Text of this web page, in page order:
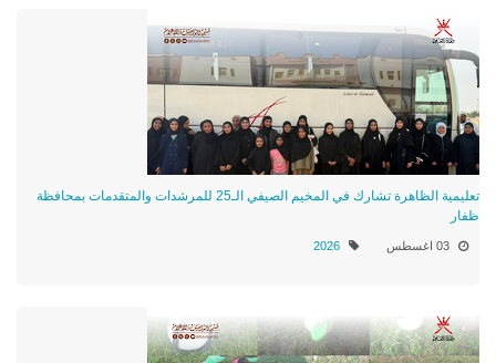
تعليمية الظاهرة تشارك في المخيم الصيفي الـ25 للمرشدات والمتقدمات بمحافظة
ظفار
03 اغسطس 2026